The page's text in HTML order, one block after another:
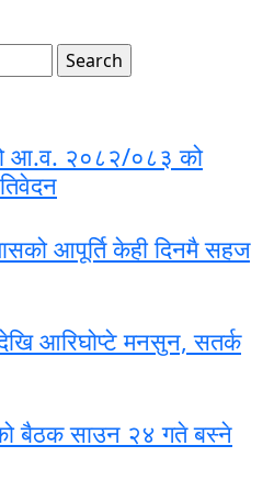
आ.व. २०८२/०८३ को
आपूर्ति केही दिनमै सहज
आरिघोप्टे मनसुन, सतर्क
बैठक साउन २४ गते बस्ने